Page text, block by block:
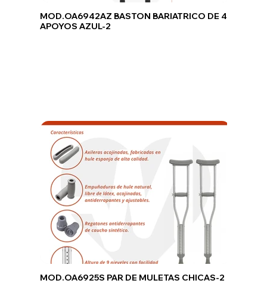
MOD.OA6942AZ BASTON BARIATRICO DE 4
APOYOS AZUL-2
MOD.OA6925S PAR DE MULETAS CHICAS-2